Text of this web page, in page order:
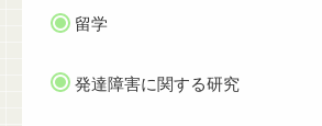
留学
発達障害に関する研究